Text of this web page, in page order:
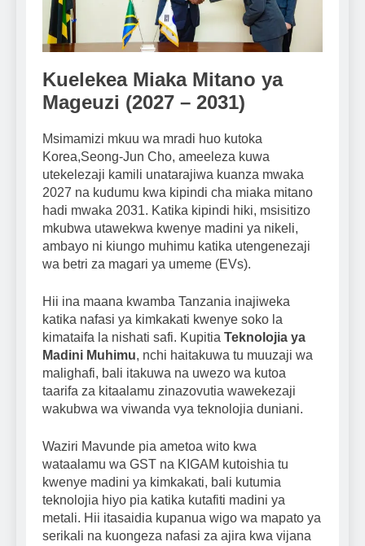
Kuelekea Miaka Mitano ya
Mageuzi (2027 – 2031)
Msimamizi mkuu wa mradi huo kutoka
Korea,Seong-Jun Cho, ameeleza kuwa
utekelezaji kamili unatarajiwa kuanza mwaka
2027 na kudumu kwa kipindi cha miaka mitano
hadi mwaka 2031. Katika kipindi hiki, msisitizo
mkubwa utawekwa kwenye madini ya nikeli,
ambayo ni kiungo muhimu katika utengenezaji
wa betri za magari ya umeme (EVs).
Hii ina maana kwamba Tanzania inajiweka
katika nafasi ya kimkakati kwenye soko la
kimataifa la nishati safi. Kupitia Teknolojia ya
Madini Muhimu, nchi haitakuwa tu muuzaji wa
malighafi, bali itakuwa na uwezo wa kutoa
taarifa za kitaalamu zinazovutia wawekezaji
wakubwa wa viwanda vya teknolojia duniani.
Waziri Mavunde pia ametoa wito kwa
wataalamu wa GST na KIGAM kutoishia tu
kwenye madini ya kimkakati, bali kutumia
teknolojia hiyo pia katika kutafiti madini ya
metali. Hii itasaidia kupanua wigo wa mapato ya
serikali na kuongeza nafasi za ajira kwa vijana